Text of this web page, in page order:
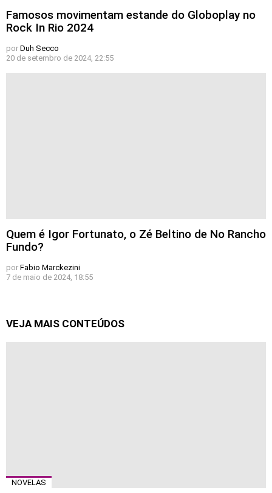
Famosos movimentam estande do Globoplay no
Rock In Rio 2024
por Duh Secco
20 de setembro de 2024, 22:55
Quem é Igor Fortunato, o Zé Beltino de No Rancho
Fundo?
por Fabio Marckezini
7 de maio de 2024, 18:55
VEJA MAIS CONTEÚDOS
NOVELAS